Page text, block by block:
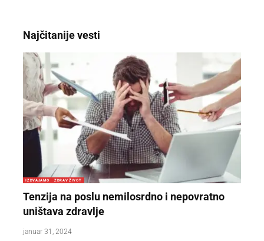
Najčitanije vesti
IZDVAJAMO ZDRAV ŽIVOT
Tenzija na poslu nemilosrdno i nepovratno
uništava zdravlje
januar 31, 2024